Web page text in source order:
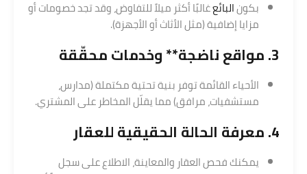
بكونالبائعغالبًا أكثر ميلاً للتفاوض، وقد تجد خصومات أو
مزايا إضافية (مثل الأثاث أو الأجهزة).
3. مواقع ناضجة** وخدمات محقّقة
الأحياء القائمة توفر بنية تحتية مكتملة (مدارس،
مستشفيات، مرافق) مما يقلّل المخاطر على المشتري.
4. معرفة الحالة الحقيقية للعقار
يمكنك فحص العقار والمعاينة، الاطلاع على سجل